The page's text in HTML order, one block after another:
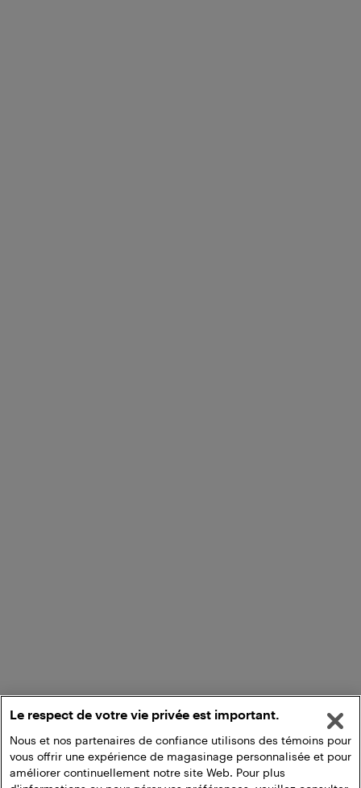
Le respect de votre vie privée est important.
Nous et nos partenaires de confiance utilisons des témoins pour
vous offrir une expérience de magasinage personnalisée et pour
améliorer continuellement notre site Web. Pour plus